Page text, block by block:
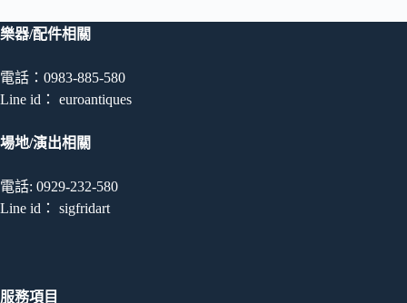
量
樂器/配件相關
電話：0983-885-580
Line id： euroantiques
場地/演出相關
電話: 0929-232-580
Line id： sigfridart
服務項目